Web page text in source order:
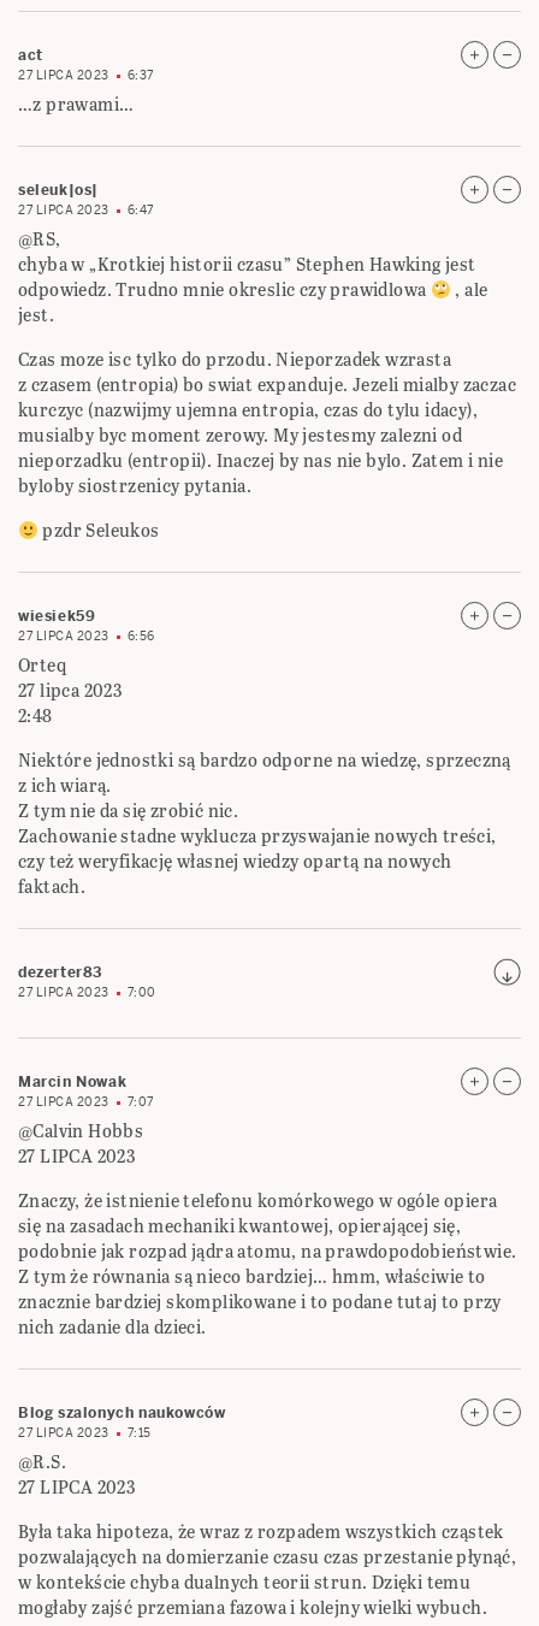
act
27 LIPCA 2023 6:37
…z prawami…
seleuk|os|
27 LIPCA 2023 6:47
@RS,
chyba w „Krotkiej historii czasu” Stephen Hawking jest
odpowiedz. Trudno mnie okreslic czy prawidlowa
, ale
jest.
Czas moze isc tylko do przodu. Nieporzadek wzrasta
z czasem (entropia) bo swiat expanduje. Jezeli mialby zaczac
kurczyc (nazwijmy ujemna entropia, czas do tylu idacy),
musialby byc moment zerowy. My jestesmy zalezni od
nieporzadku (entropii). Inaczej by nas nie bylo. Zatem i nie
byloby siostrzenicy pytania.
pzdr Seleukos
wiesiek59
27 LIPCA 2023 6:56
Orteq
27 lipca 2023
2:48
Niektóre jednostki są bardzo odporne na wiedzę, sprzeczną
z ich wiarą.
Z tym nie da się zrobić nic.
Zachowanie stadne wyklucza przyswajanie nowych treści,
czy też weryfikację własnej wiedzy opartą na nowych
faktach.
dezerter83
27 LIPCA 2023 7:00
Marcin Nowak
27 LIPCA 2023 7:07
@Calvin Hobbs
27 LIPCA 2023
Znaczy, że istnienie telefonu komórkowego w ogóle opiera
się na zasadach mechaniki kwantowej, opierającej się,
podobnie jak rozpad jądra atomu, na prawdopodobieństwie.
Z tym że równania są nieco bardziej… hmm, właściwie to
znacznie bardziej skomplikowane i to podane tutaj to przy
nich zadanie dla dzieci.
Blog szalonych naukowców
27 LIPCA 2023 7:15
@R.S.
27 LIPCA 2023
Była taka hipoteza, że wraz z rozpadem wszystkich cząstek
pozwalających na domierzanie czasu czas przestanie płynąć,
w kontekście chyba dualnych teorii strun. Dzięki temu
mogłaby zajść przemiana fazowa i kolejny wielki wybuch.